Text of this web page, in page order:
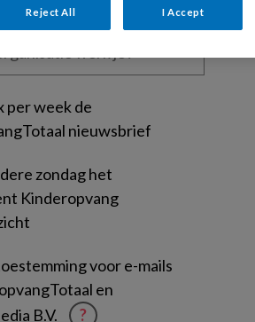
per week de
nieuwsbrief
zondag het
Kinderopvang
voor e-mails
en
B.V.
?
Reject All I Accept